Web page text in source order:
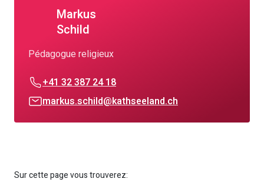
Markus
Schild
Pédagogue religieux
+41 32 387 24 18
markus.schild@kathseeland.ch
Sur cette page vous trouverez: